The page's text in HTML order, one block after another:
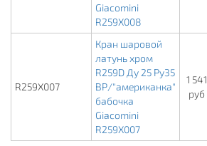
Giacomini
R259X008
R259X007
Кран шаровой
латунь хром
R259D Ду 25 Ру35
ВР/"американка"
бабочка
Giacomini
R259X007
1 541
руб